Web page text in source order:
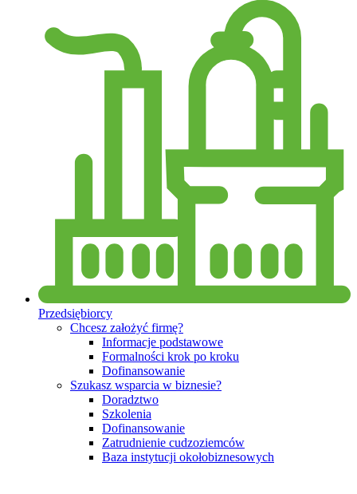
Przedsiębiorcy
Chcesz założyć firmę?
Informacje podstawowe
Formalności krok po kroku
Dofinansowanie
Szukasz wsparcia w biznesie?
Doradztwo
Szkolenia
Dofinansowanie
Zatrudnienie cudzoziemców
Baza instytucji okołobiznesowych